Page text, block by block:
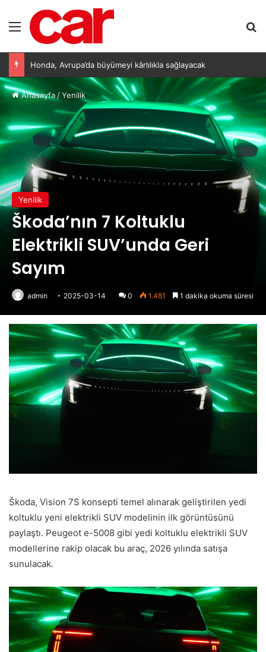
Menü
Honda, Avrupa’da büyümeyi kârlılıkla sağlayacak
Anasayfa /Yenilik
Yenilik
Škoda’nın 7 Koltuklu
Elektrikli SUV’unda Geri
Sayım
admin 2025-03-14 0 1.481 1 dakika okuma süresi
Škoda, Vision 7S konsepti temel alınarak geliştirilen yedi
koltuklu yeni elektrikli SUV modelinin ilk görüntüsünü
paylaştı. Peugeot e-5008 gibi yedi koltuklu elektrikli SUV
modellerine rakip olacak bu araç, 2026 yılında satışa
sunulacak.